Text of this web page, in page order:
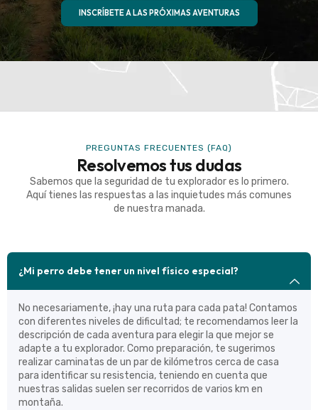
VER MÁS
INSCRÍBETE A LAS PRÓXIMAS AVENTURAS
PREGUNTAS FRECUENTES (FAQ)
Resolvemos tus dudas
Sabemos que la seguridad de tu explorador es lo primero.
Aquí tienes las respuestas a las inquietudes más comunes
de nuestra manada.
¿Mi perro debe tener un nivel físico especial?
No necesariamente, ¡hay una ruta para cada pata! Contamos
con diferentes niveles de dificultad; te recomendamos leer la
descripción de cada aventura para elegir la que mejor se
adapte a tu explorador. Como preparación, te sugerimos
realizar caminatas de un par de kilómetros cerca de casa
para identificar su resistencia, teniendo en cuenta que
nuestras salidas suelen ser recorridos de varios km en
montaña.